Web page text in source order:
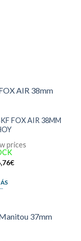
FOX AIR 38MM
prices
€